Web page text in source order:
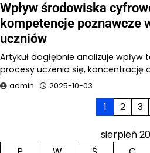
Wpływ środowiska
kompetencje poznawcze
uczniów
Artykuł dogłębnie analizuje
procesy uczenia się, koncentrację
admin 2025-10-03
1 2 3
sierpień